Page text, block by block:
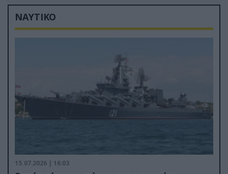
ΝΑΥΤΙΚΟ
15.07.2026 | 16:03